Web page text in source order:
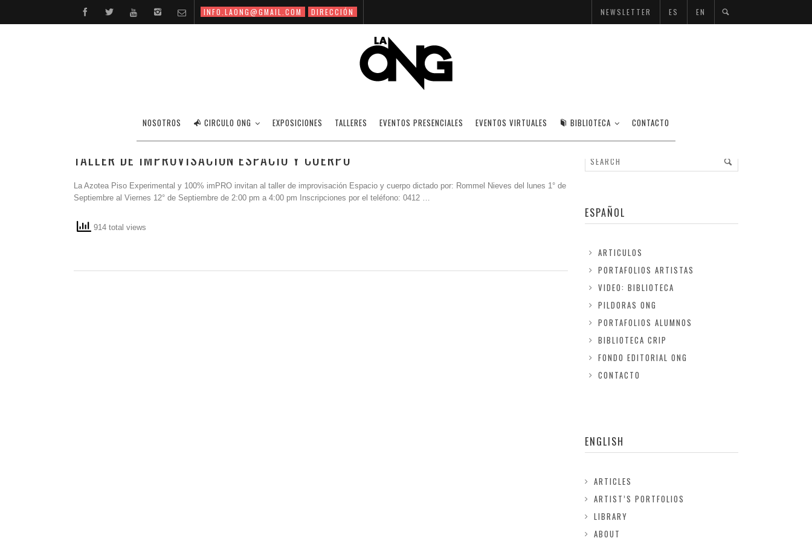
INFO.LAONG@GMAIL.COM DIRECCIÓN NEWSLETTER ES EN
NOSOTROS CIRCULO ONG EXPOSICIONES TALLERES EVENTOS PRESENCIALES EVENTOS VIRTUALES BIBLIOTECA CONTACTO
IMPROVISACION
TALLER DE IMPROVISACION ESPACIO Y CUERPO
La Azotea Piso Experimental y 100% imPRO invitan al taller de improvisación Espacio y cuerpo dictado por: Rommel Nieves del lunes 1° de
Septiembre al Viernes 12° de Septiembre de 2:00 pm a 4:00 pm Inscripciones por el teléfono: 0412 …
914 total views
ESPAÑOL
ARTICULOS
PORTAFOLIOS ARTISTAS
VIDEO: BIBLIOTECA
PILDORAS ONG
PORTAFOLIOS ALUMNOS
BIBLIOTECA CRIP
FONDO EDITORIAL ONG
CONTACTO
ENGLISH
ARTICLES
ARTIST’S PORTFOLIOS
LIBRARY
ABOUT